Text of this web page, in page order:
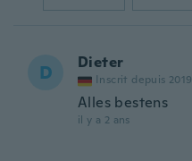
D Dieter
Inscrit depuis 2019
Alles bestens
il y a 2 ans